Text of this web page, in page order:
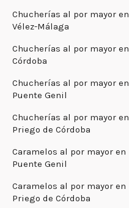
Chucherías al por mayor en
Vélez-Málaga
Chucherías al por mayor en
Córdoba
Chucherías al por mayor en
Puente Genil
Chucherías al por mayor en
Priego de Córdoba
Caramelos al por mayor en
Puente Genil
Caramelos al por mayor en
Priego de Córdoba